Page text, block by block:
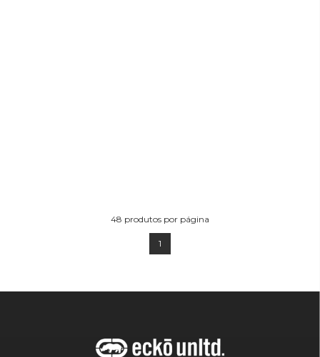
48 produtos por página
1